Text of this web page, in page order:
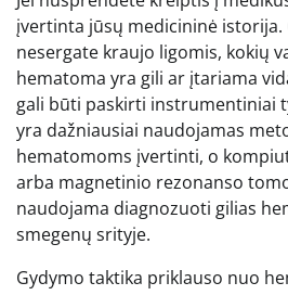
įvertinta jūsų medicininė istorija.
nesergate kraujo ligomis, kokių
hematoma yra gili ar įtariama
gali būti paskirti instrumentiniai
yra dažniausiai naudojamas
hematomoms įvertinti, o
arba magnetinio rezonanso
naudojama diagnozuoti gilias
smegenų srityje.
Gydymo taktika priklauso nuo